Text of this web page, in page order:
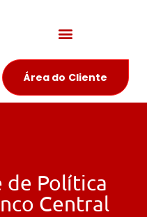
Área do Cliente
de Política
Central